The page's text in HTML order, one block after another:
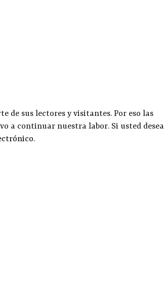
de sus lectores y visitantes. Por eso las
a continuar nuestra labor. Si usted desea
.